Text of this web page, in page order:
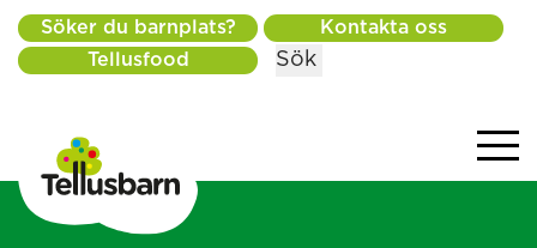
Söker du barnplats?
Kontakta oss
Tellusfood
Sök